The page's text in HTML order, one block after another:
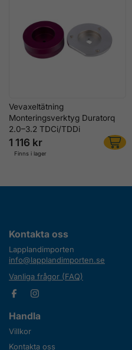
Vevaxeltätning
Monteringsverktyg Duratorq
2.0–3.2 TDCi/TDDi
1 116 kr
Finns i lager
Kontakta oss
Lapplandimporten
info@lapplandimporten.se
Vanliga frågor (FAQ)
Handla
Villkor
Kontakta oss